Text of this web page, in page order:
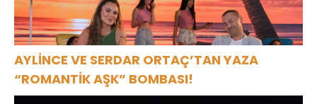
AYLİNCE VE SERDAR ORTAÇ’TAN YAZA
“ROMANTİK AŞK” BOMBASI!